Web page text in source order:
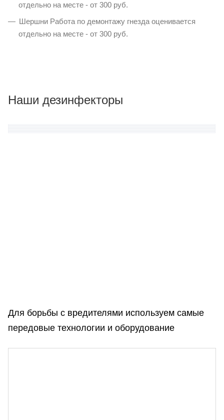
отдельно на месте - от 300 руб.
Шершни Работа по демонтажу гнезда оценивается
отдельно на месте - от 300 руб.
Наши дезинфекторы
Для борьбы с вредителями используем самые
передовые технологии и оборудование